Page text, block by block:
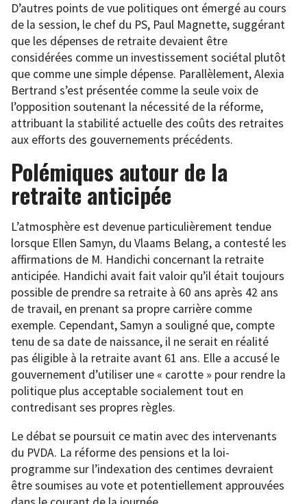
D’autres points de vue politiques ont émergé au cours
de la session, le chef du PS, Paul Magnette, suggérant
que les dépenses de retraite devaient être
considérées comme un investissement sociétal plutôt
que comme une simple dépense. Parallèlement, Alexia
Bertrand s’est présentée comme la seule voix de
l’opposition soutenant la nécessité de la réforme,
attribuant la stabilité actuelle des coûts des retraites
aux efforts des gouvernements précédents.
Polémiques autour de la
retraite anticipée
L’atmosphère est devenue particulièrement tendue
lorsque Ellen Samyn, du Vlaams Belang, a contesté les
affirmations de M. Handichi concernant la retraite
anticipée. Handichi avait fait valoir qu’il était toujours
possible de prendre sa retraite à 60 ans après 42 ans
de travail, en prenant sa propre carrière comme
exemple. Cependant, Samyn a souligné que, compte
tenu de sa date de naissance, il ne serait en réalité
pas éligible à la retraite avant 61 ans. Elle a accusé le
gouvernement d’utiliser une « carotte » pour rendre la
politique plus acceptable socialement tout en
contredisant ses propres règles.
Le débat se poursuit ce matin avec des intervenants
du PVDA. La réforme des pensions et la loi-
programme sur l’indexation des centimes devraient
être soumises au vote et potentiellement approuvées